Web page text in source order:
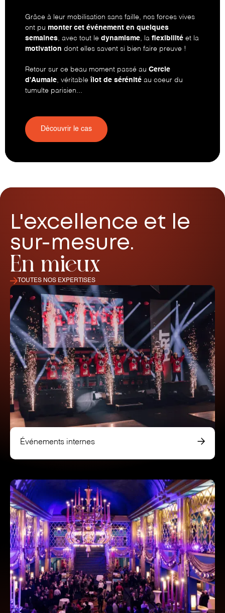
Grâce à leur mobilisation sans faille, nos forces vives
ont pu monter cet événement en quelques
semaines, avec tout le dynamisme, la flexibilité et la
motivation dont elles savent si bien faire preuve !
Retour sur ce beau moment passé au Cercle
d'Aumale, véritable îlot de sérénité au coeur du
tumulte parisien...
Découvrir le cas
L'excellence et le
sur-mesure.
En mieux
TOUTES NOS EXPERTISES
Événements internes